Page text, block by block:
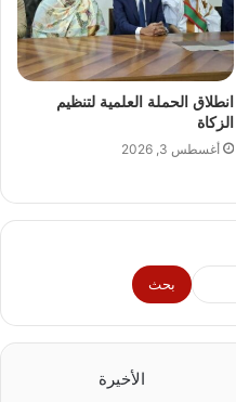
انطلاق الحملة العلمية لتنظيم
الزكاة
أغسطس 3, 2026
بحث
الأخيرة